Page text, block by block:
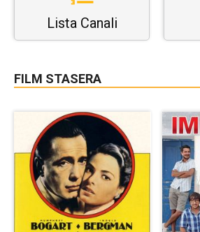
Lista Canali
FILM STASERA